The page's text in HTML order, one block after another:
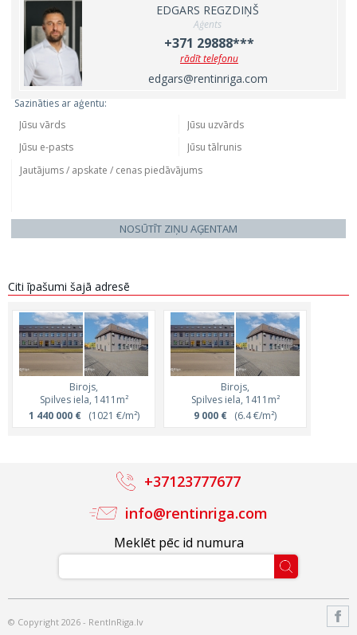
EDGARS REGZDIŅŠ
Aģents
+371 29888***
rādīt telefonu
edgars@rentinriga.com
Sazināties ar aģentu:
NOSŪTĪT ZIŅU AĢENTAM
Citi īpašumi šajā adresē
Birojs,
Spilves iela, 1411m²
1 440 000 €(1021 €/m²)
Birojs,
Spilves iela, 1411m²
9 000 € (6.4 €/m²)
Meklēt pēc id numura
info@rentinriga.com
+37123777677
© Copyright 2026 - RentInRiga.lv